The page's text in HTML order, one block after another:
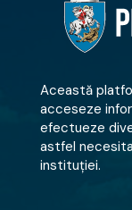
Această
acceseze
efectueze
astfel
instituției.